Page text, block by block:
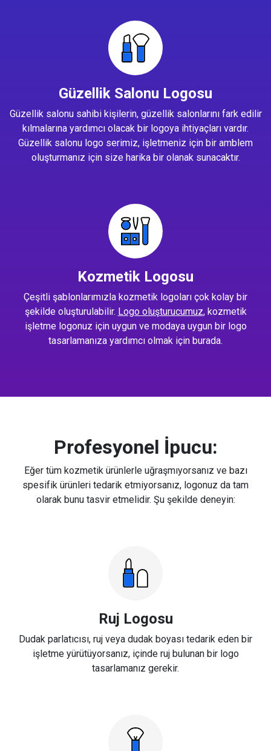
Güzellik Salonu Logosu
Güzellik salonu sahibi kişilerin, güzellik salonlarını fark edilir
kılmalarına yardımcı olacak bir logoya ihtiyaçları vardır.
Güzellik salonu logo serimiz, işletmeniz için bir amblem
oluşturmanız için size harika bir olanak sunacaktır.
Kozmetik Logosu
Çeşitli şablonlarımızla kozmetik logoları çok kolay bir
şekilde oluşturulabilir. Logo oluşturucumuz, kozmetik
işletme logonuz için uygun ve modaya uygun bir logo
tasarlamanıza yardımcı olmak için burada.
Profesyonel İpucu:
Eğer tüm kozmetik ürünlerle uğraşmıyorsanız ve bazı
spesifik ürünleri tedarik etmiyorsanız, logonuz da tam
olarak bunu tasvir etmelidir. Şu şekilde deneyin:
Ruj Logosu
Dudak parlatıcısı, ruj veya dudak boyası tedarik eden bir
işletme yürütüyorsanız, içinde ruj bulunan bir logo
tasarlamanız gerekir.